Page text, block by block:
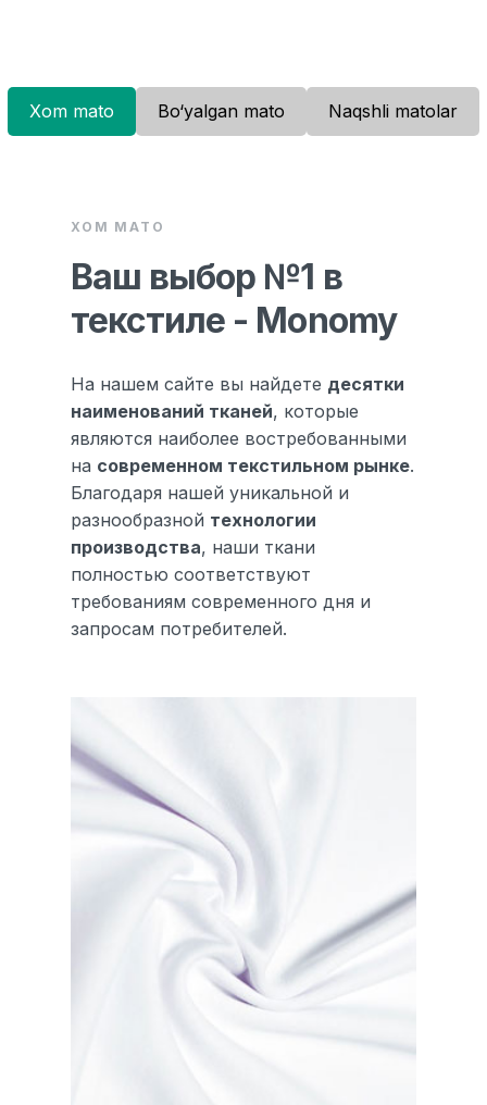
Xom mato Bo‘yalgan mato Naqshli matolar
XOM MATO
Ваш выбор №1 в
текстиле - Monomy
На нашем сайте вы найдете десятки
наименований тканей, которые
являются наиболее востребованными
на современном текстильном рынке.
Благодаря нашей уникальной и
разнообразной технологии
производства, наши ткани
полностью соответствуют
требованиям современного дня и
запросам потребителей.